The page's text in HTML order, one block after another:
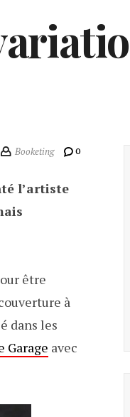
Booketing 0
l’artiste
être
à
dans les
Garage avec